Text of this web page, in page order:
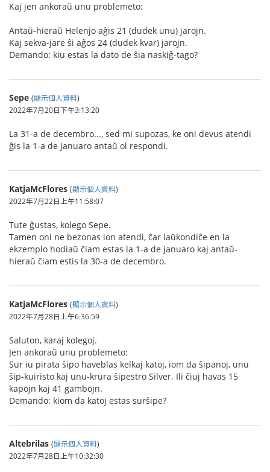
Kaj jen ankoraŭ unu problemeto:
Antaŭ-hieraŭ Helenjo aĝis 21 (dudek unu) jarojn.
Kaj sekva-jare ŝi aĝos 24 (dudek kvar) jarojn.
Demando: kiu estas la dato de ŝia naskiĝ-tago?
Sepe (顯示個人資料)
2022年7月20日下午3:13:20
La 31-a de decembro..., sed mi supozas, ke oni devus atendi
ĝis la 1-a de januaro antaŭ ol respondi.
KatjaMcFlores (顯示個人資料)
2022年7月22日上午11:58:07
Tute ĝustas, kolego Sepe.
Tamen oni ne bezonas ion atendi, ĉar laŭkondiĉe en la
ekzemplo hodiaŭ ĉiam estas la 1-a de januaro kaj antaŭ-
hieraŭ ĉiam estis la 30-a de decembro.
KatjaMcFlores (顯示個人資料)
2022年7月28日上午6:36:59
Saluton, karaj kolegoj.
Jen ankoraŭ unu problemeto:
Sur iu pirata ŝipo haveblas kelkaj katoj, iom da ŝipanoj, unu
ŝip-kuiristo kaj unu-krura ŝipestro Silver. Ili ĉiuj havas 15
kapojn kaj 41 gambojn.
Demando: kiom da katoj estas surŝipe?
Altebrilas (顯示個人資料)
2022年7月28日上午10:32:30